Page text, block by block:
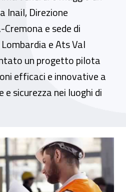
Inail, Direzione
e sede di
e Ats Val
un progetto pilota
efficaci e innovative a
sicurezza nei luoghi di
sulla